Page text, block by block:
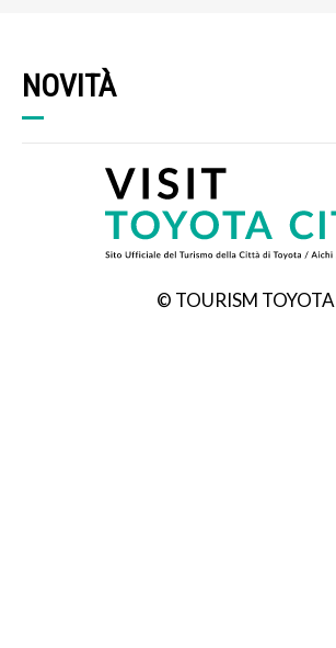
NOVITÀ
© TOURISM TOYOTA